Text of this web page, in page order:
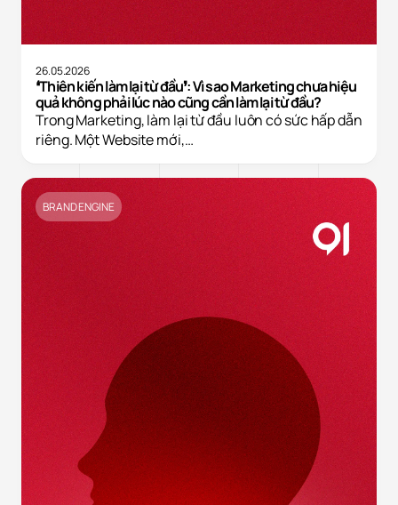
26.05.2026
❛Thiên kiến làm lại từ đầu❜: Vì sao Marketing chưa hiệu
quả không phải lúc nào cũng cần làm lại từ đầu?
Trong Marketing, làm lại từ đầu luôn có sức hấp dẫn
riêng. Một Website mới,…
BRAND ENGINE